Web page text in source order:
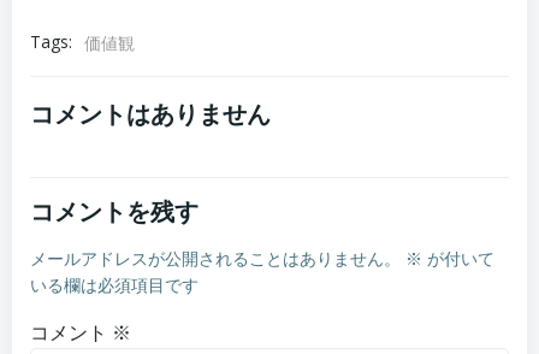
Tags: 価値観
コメントはありません
コメントを残す
メールアドレスが公開されることはありません。 ※ が付いて
いる欄は必須項目です
コメント ※